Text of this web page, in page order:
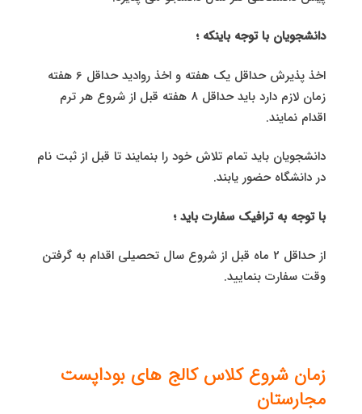
دانشجویان با توجه باینکه ؛
اخذ پذیرش حداقل یک هفته و اخذ روادید حداقل 6 هفته
زمان لازم دارد باید حداقل 8 هفته قبل از شروع هر ترم
اقدام نمایند.
دانشجویان باید تمام تلاش خود را بنمایند تا قبل از ثبت نام
در دانشگاه حضور یابند.
با توجه به ترافیک سفارت باید ؛
از حداقل 2 ماه قبل از شروع سال تحصیلی اقدام به گرفتن
وقت سفارت بنمایید.
زمان شروع کلاس کالج های بوداپست
مجارستان